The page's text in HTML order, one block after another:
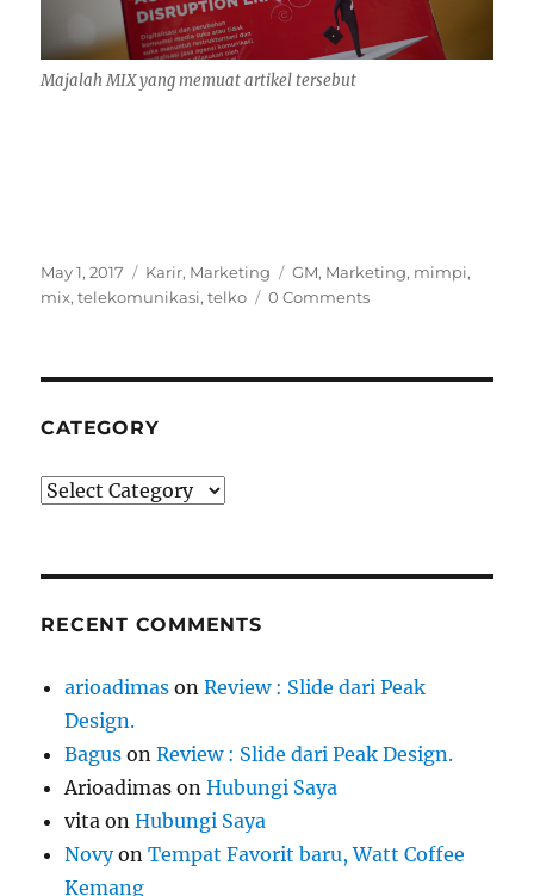
Majalah MIX yang memuat artikel tersebut
Posted
on
May 1, 2017 Categories
Karir, Marketing Tags
GM, Marketing, mimpi,
mix,telekomunikasi,telko 0 Comments
CATEGORY
Category
RECENT COMMENTS
arioadimas onReview : Slide dari Peak
Design.
Bagus onReview : Slide dari Peak Design.
Arioadimas onHubungi Saya
vita onHubungi Saya
NovyonTempat Favorit baru, Watt Coffee
Kemang